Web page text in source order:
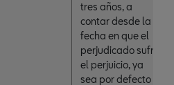
tres años, a
contar desde la
fecha en que el
perjudicado sufrió
el perjuicio, ya
sea por defecto